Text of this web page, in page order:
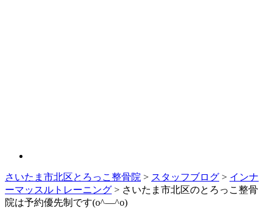
さいたま市北区とろっこ整骨院 > スタッフブログ > インナ
ーマッスルトレーニング > さいたま市北区のとろっこ整骨
院は予約優先制です(o^―^o)